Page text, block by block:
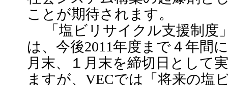
ことが期待されます。
「塩ビリサイクル支援制度
は、今後2011年度まで４年間
月末、１月末を締切日として
ますが、VECでは「将来の塩